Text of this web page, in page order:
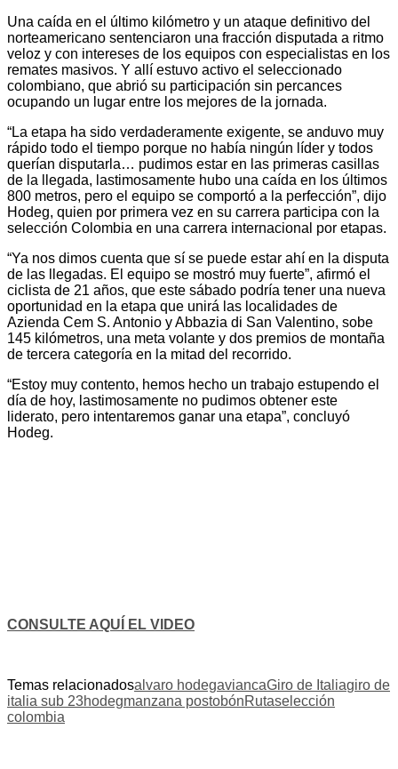
Una caída en el último kilómetro y un ataque definitivo del
norteamericano sentenciaron una fracción disputada a ritmo
veloz y con intereses de los equipos con especialistas en los
remates masivos. Y allí estuvo activo el seleccionado
colombiano, que abrió su participación sin percances
ocupando un lugar entre los mejores de la jornada.
“La etapa ha sido verdaderamente exigente, se anduvo muy
rápido todo el tiempo porque no había ningún líder y todos
querían disputarla… pudimos estar en las primeras casillas
de la llegada, lastimosamente hubo una caída en los últimos
800 metros, pero el equipo se comportó a la perfección”, dijo
Hodeg, quien por primera vez en su carrera participa con la
selección Colombia en una carrera internacional por etapas.
“Ya nos dimos cuenta que sí se puede estar ahí en la disputa
de las llegadas. El equipo se mostró muy fuerte”, afirmó el
ciclista de 21 años, que este sábado podría tener una nueva
oportunidad en la etapa que unirá las localidades de
Azienda Cem S. Antonio y Abbazia di San Valentino, sobe
145 kilómetros, una meta volante y dos premios de montaña
de tercera categoría en la mitad del recorrido.
“Estoy muy contento, hemos hecho un trabajo estupendo el
día de hoy, lastimosamente no pudimos obtener este
liderato, pero intentaremos ganar una etapa”, concluyó
Hodeg.
CONSULTE AQUÍ EL VIDEO
Temas relacionadosalvaro hodegaviancaGiro de Italiagiro de
italia sub 23hodegmanzana postobónRutaselección
colombia